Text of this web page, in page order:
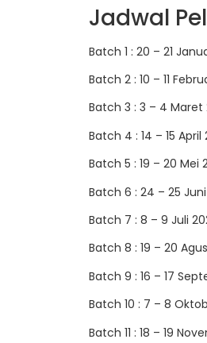
Jadwal
Batch 1 : 20 – 21
Batch 2 : 10 – 11
Batch 3 : 3 – 4 Maret
Batch 4 : 14 – 15 April
Batch 5 : 19 – 20 Mei
Batch 6 : 24 – 25
Batch 7 : 8 – 9 Juli
Batch 8 : 19 – 20
Batch 9 : 16 – 17
Batch 10 : 7 – 8
Batch 11 : 18 – 19